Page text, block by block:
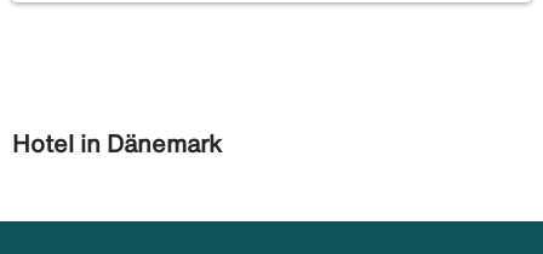
Hotel in Dänemark